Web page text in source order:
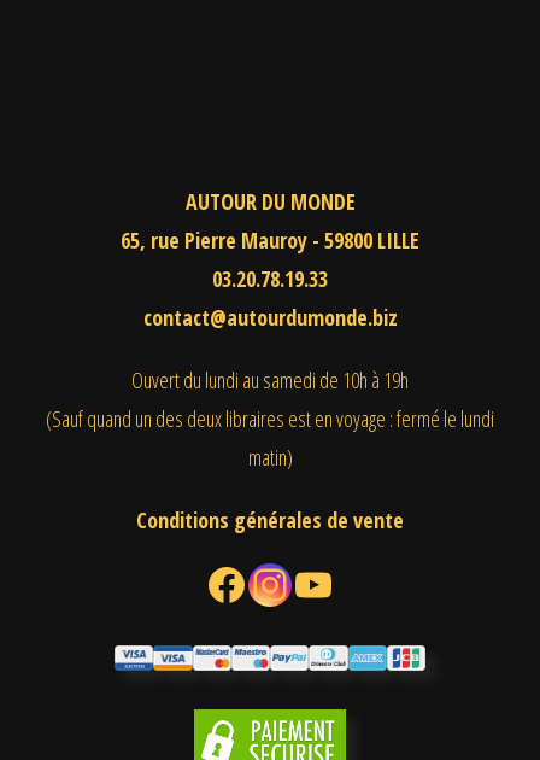
AUTOUR DU MONDE
65, rue Pierre Mauroy - 59800 LILLE
03.20.78.19.33
contact@autourdumonde.biz
Ouvert du lundi au samedi de 10h à 19h
(Sauf quand un des deux libraires est en voyage : fermé le lundi
matin)
Conditions générales de vente
Facebook Instagram YouTube